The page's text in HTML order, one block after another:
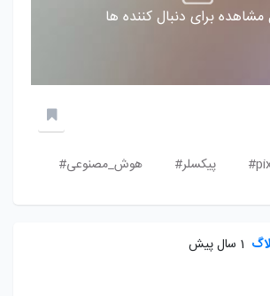
مشاهده برای دنبال کننده ها
پیکسلر# هوش_مصنوعی#
1 سال پیش